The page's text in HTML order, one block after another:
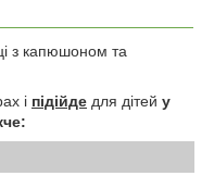
з капюшоном та
і підійде для дітей у